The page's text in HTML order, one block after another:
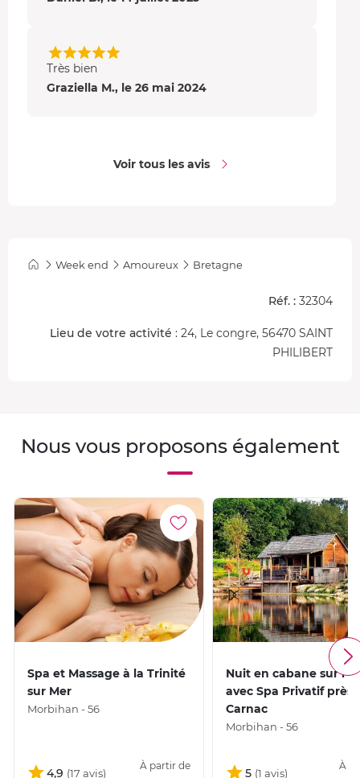
Très bien
Graziella M., le 26 mai 2024
Voir tous les avis
Week end Amoureux Bretagne
Réf. : 32304
Lieu de votre activité : 24, Le congre, 56470 SAINT
PHILIBERT
Nous vous proposons également
Spa et Massage à la Trinité
sur Mer
Morbihan - 56
4,9
À partir de
Nuit en cabane sur
avec Spa Privatif près
Carnac
Morbihan - 56
5
À